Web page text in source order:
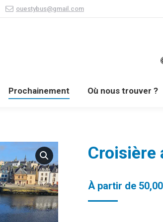
ouestybus@gmail.com
Prochainement Où nous trouver ?
Croisière
À partir de 50,00
Les Circuits Prochainement Où